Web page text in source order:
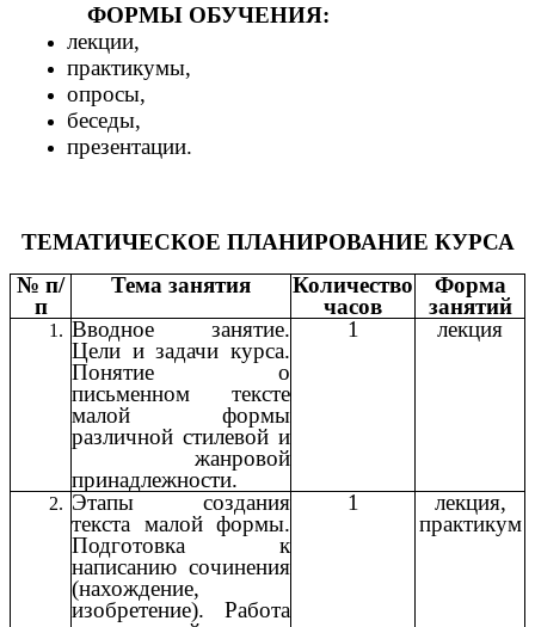
ФОРМЫ ОБУЧЕНИЯ:
лекции,
практикумы,
опросы,
беседы,
презентации.
ТЕМАТИЧЕСКОЕ ПЛАНИРОВАНИЕ КУРСА
№ п/
п
Тема занятия
Количество
часов
Форма
занятий
Вводное занятие.
Цели и задачи курса.
Понятие о
письменном тексте
малой формы
различной стилевой и
жанровой
принадлежности.
1 лекция
Этапы создания
текста малой формы.
Подготовка к
написанию сочинения
(нахождение,
изобретение). Работа
1
лекция,
практикум